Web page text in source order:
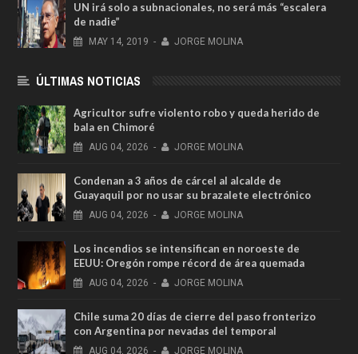
UN irá solo a subnacionales, no será más “escalera
de nadie”
MAY 14, 2019 - JORGE MOLINA
ÚLTIMAS NOTICIAS
Agricultor sufre violento robo y queda herido de
bala en Chimoré
AUG 04, 2026 - JORGE MOLINA
Condenan a 3 años de cárcel al alcalde de
Guayaquil por no usar su brazalete electrónico
AUG 04, 2026 - JORGE MOLINA
Los incendios se intensifican en noroeste de
EEUU: Oregón rompe récord de área quemada
AUG 04, 2026 - JORGE MOLINA
Chile suma 20 días de cierre del paso fronterizo
con Argentina por nevadas del temporal
AUG 04, 2026 - JORGE MOLINA